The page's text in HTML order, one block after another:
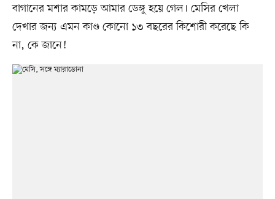
বাগানের মশার কামড়ে আমার ডেঙ্গু হয়ে গেল। মেসির খেলা
দেখার জন্য এমন কাণ্ড কোনো ১৩ বছরের কিশোরী করেছে কি
না, কে জানে!